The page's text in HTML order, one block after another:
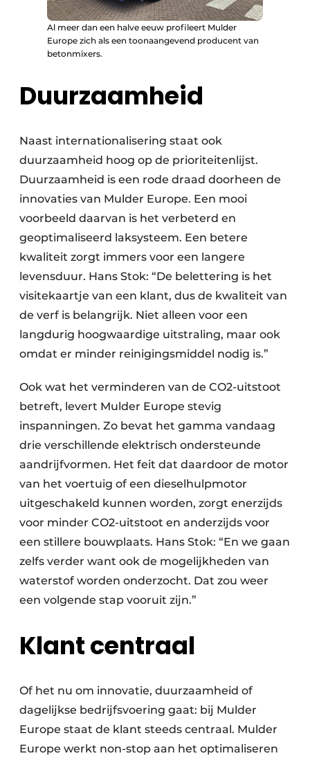
Al meer dan een halve eeuw profileert Mulder
Europe zich als een toonaangevend producent van
betonmixers.
Duurzaamheid
Naast internationalisering staat ook
duurzaamheid hoog op de prioriteitenlijst.
Duurzaamheid is een rode draad doorheen de
innovaties van Mulder Europe. Een mooi
voorbeeld daarvan is het verbeterd en
geoptimaliseerd laksysteem. Een betere
kwaliteit zorgt immers voor een langere
levensduur. Hans Stok: “De belettering is het
visitekaartje van een klant, dus de kwaliteit van
de verf is belangrijk. Niet alleen voor een
langdurig hoogwaardige uitstraling, maar ook
omdat er minder reinigingsmiddel nodig is.”
Ook wat het verminderen van de CO2-uitstoot
betreft, levert Mulder Europe stevig
inspanningen. Zo bevat het gamma vandaag
drie verschillende elektrisch ondersteunde
aandrijfvormen. Het feit dat daardoor de motor
van het voertuig of een dieselhulpmotor
uitgeschakeld kunnen worden, zorgt enerzijds
voor minder CO2-uitstoot en anderzijds voor
een stillere bouwplaats. Hans Stok: “En we gaan
zelfs verder want ook de mogelijkheden van
waterstof worden onderzocht. Dat zou weer
een volgende stap vooruit zijn.”
Klant centraal
Of het nu om innovatie, duurzaamheid of
dagelijkse bedrijfsvoering gaat: bij Mulder
Europe staat de klant steeds centraal. Mulder
Europe werkt non-stop aan het optimaliseren